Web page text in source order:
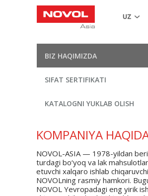
BIZ HAQIMIZDA
SIFAT SERTIFIKATI
KATALOGNI YUKLAB OLISH
KOMPANIYA
NOVOL-ASIA — 1978-yildan
turdagi bo‘yoq va lak
etuvchi xalqaro ishlab chiqaruvchi
NOVOLning rasmiy hamkori.
NOVOL Yevropadagi eng yirik